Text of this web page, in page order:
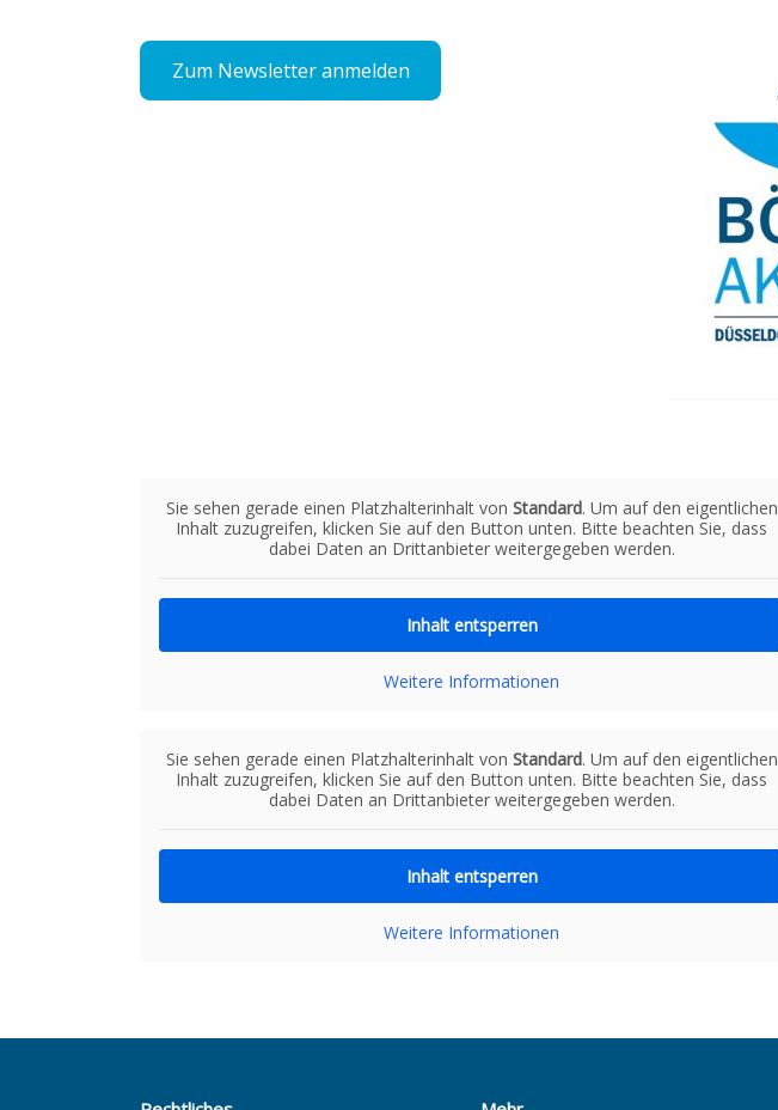
Zum Newsletter anmelden
Sie sehen gerade einen Platzhalterinhalt von Standard. Um auf den eigentlichen
Inhalt zuzugreifen, klicken Sie auf den Button unten. Bitte beachten Sie, dass
dabei Daten an Drittanbieter weitergegeben werden.
Inhalt entsperren
Weitere Informationen
Sie sehen gerade einen Platzhalterinhalt von Standard. Um auf den eigentlichen
Inhalt zuzugreifen, klicken Sie auf den Button unten. Bitte beachten Sie, dass
dabei Daten an Drittanbieter weitergegeben werden.
Inhalt entsperren
Weitere Informationen